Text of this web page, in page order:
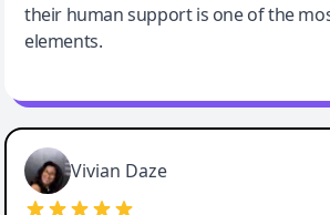
their human support is one of the
elements.
Vivian Daze